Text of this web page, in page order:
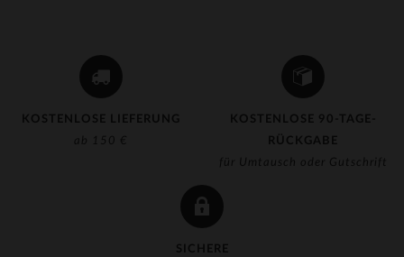
KOSTENLOSE LIEFERUNG
ab 150 €
KOSTENLOSE 90-TAGE-
RÜCKGABE
für Umtausch oder Gutschrift
SICHERE